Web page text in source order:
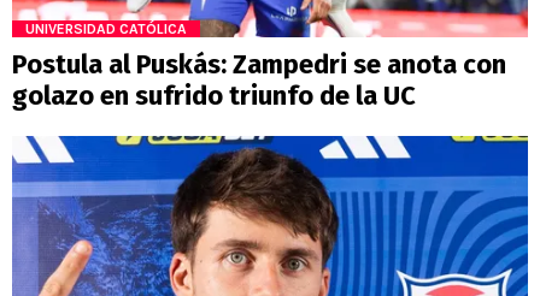
UNIVERSIDAD CATÓLICA
Postula al Puskás: Zampedri se anota con
golazo en sufrido triunfo de la UC